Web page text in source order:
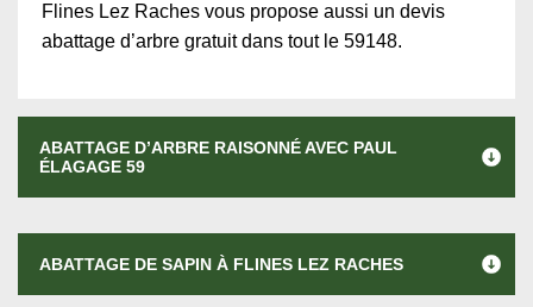
Flines Lez Raches vous propose aussi un devis
abattage d’arbre gratuit dans tout le 59148.
ABATTAGE D’ARBRE RAISONNÉ AVEC PAUL
ÉLAGAGE 59
ABATTAGE DE SAPIN À FLINES LEZ RACHES